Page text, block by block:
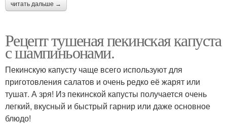
читать дальше →
Рецепт тушеная пекинская капуста
с шампиньонами.
Пекинскую капусту чаще всего используют для
приготовления салатов и очень редко её жарят или
тушат. А зря! Из пекинской капусты получается очень
легкий, вкусный и быстрый гарнир или даже основное
блюдо!